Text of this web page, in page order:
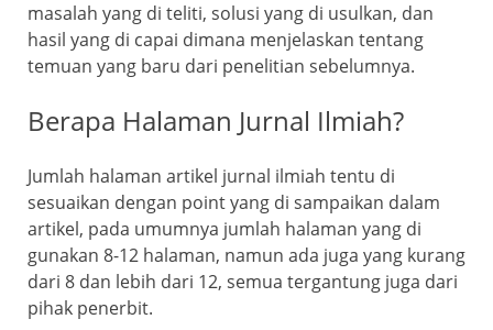
masalah yang di teliti, solusi yang di usulkan, dan
hasil yang di capai dimana menjelaskan tentang
temuan yang baru dari penelitian sebelumnya.
Berapa Halaman Jurnal Ilmiah?
Jumlah halaman artikel jurnal ilmiah tentu di
sesuaikan dengan point yang di sampaikan dalam
artikel, pada umumnya jumlah halaman yang di
gunakan 8-12 halaman, namun ada juga yang kurang
dari 8 dan lebih dari 12, semua tergantung juga dari
pihak penerbit.